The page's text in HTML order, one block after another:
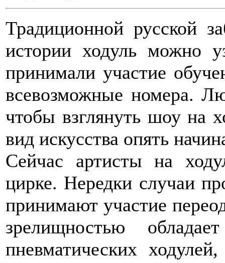
Традиционной русской
истории ходуль можно
принимали участие
всевозможные номера.
чтобы взглянуть шоу на
вид искусства опять
Сейчас артисты на
цирке. Нередки случаи
принимают участие
зрелищностью
пневматических